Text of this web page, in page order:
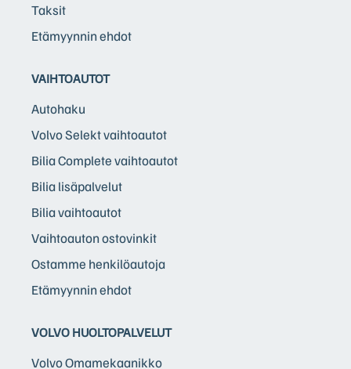
Taksit
Etämyynnin ehdot
VAIHTOAUTOT
Autohaku
Volvo Selekt vaihtoautot
Bilia Complete vaihtoautot
Bilia lisäpalvelut
Bilia vaihtoautot
Vaihtoauton ostovinkit
Ostamme henkilöautoja
Etämyynnin ehdot
VOLVO HUOLTOPALVELUT
Volvo Omamekaanikko